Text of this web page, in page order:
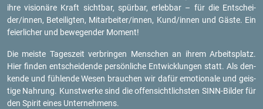
ihre vi­sio­nä­re Kraft sicht­bar, spür­bar, er­leb­bar – für die Ent­schei­
der/innen, Be­tei­lig­ten, Mit­ar­bei­ter/innen, Kund/innen und Gäste. Ein
fei­er­li­cher und be­we­gen­der Mo­ment!
Die meis­te Ta­ges­zeit ver­brin­gen Men­schen an ihrem Ar­beits­platz.
Hier fin­den ent­schei­den­de per­sön­li­che Ent­wick­lun­gen statt. Als den­
ken­de und füh­len­de Wesen brau­chen wir dafür emo­tio­na­le und geis­
ti­ge Nah­rung. Kunst­wer­ke sind die of­fen­sicht­lichs­ten SINN-Bil­der für
den Spi­rit eines Un­ter­neh­mens.